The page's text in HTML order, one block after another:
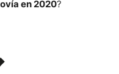
en 2020?